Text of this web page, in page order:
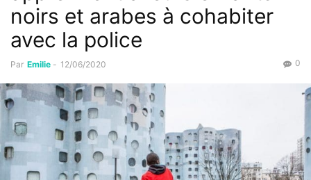
noirs et arabes à cohabiter
avec la police
Par Emilie - 12/06/2020 0